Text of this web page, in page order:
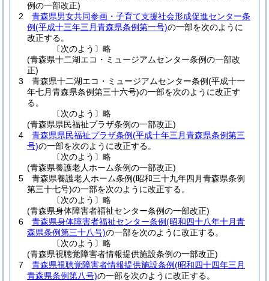
例の一部改正)
2
青森県男女共同参画・子育て支援社会形成促進センター条
例(平成十三年三月青森県条例第一号)の一部を次のように
改正する。
〔次のよう〕略
(青森県十二湖エコ・ミュージアムセンター条例の一部改
正)
3
青森県十二湖エコ・ミュージアムセンター条例(平成十一
年七月青森県条例第三十六号)の一部を次のように改正す
る。
〔次のよう〕略
(青森県県民福祉プラザ条例の一部改正)
4
青森県県民福祉プラザ条例(平成十年三月青森県条例第三
号)の一部を次のように改正する。
〔次のよう〕略
(青森県養護老人ホーム条例の一部改正)
5
青森県養護老人ホーム条例(昭和三十九年四月青森県条例
第三十七号)の一部を次のように改正する。
〔次のよう〕略
(青森県身体障害者福祉センター条例の一部改正)
6
青森県身体障害者福祉センター条例(昭和四十八年十月青
森県条例第三十八号)の一部を次のように改正する。
〔次のよう〕略
(青森県視聴覚障害者情報提供施設条例の一部改正)
7
青森県視聴覚障害者情報提供施設条例(昭和四十四年三月
青森県条例第八号)の一部を次のように改正する。